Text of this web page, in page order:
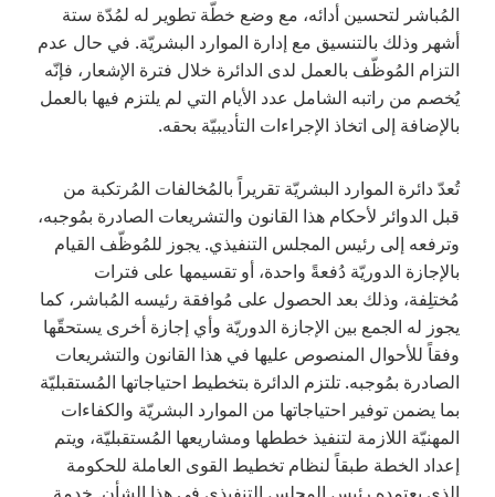
المُباشر لتحسين أدائه، مع وضع خطّة تطوير له لمُدّة ستة
أشهر وذلك بالتنسيق مع إدارة الموارد البشريّة. في حال عدم
التزام المُوظّف بالعمل لدى الدائرة خلال فترة الإشعار، فإنّه
يُخصم من راتبه الشامل عدد الأيام التي لم يلتزم فيها بالعمل
بالإضافة إلى اتخاذ الإجراءات التأديبيّة بحقه.
تُعدّ دائرة الموارد البشريّة تقريراً بالمُخالفات المُرتكبة من
قبل الدوائر لأحكام هذا القانون والتشريعات الصادرة بمُوجبه،
وترفعه إلى رئيس المجلس التنفيذي. يجوز للمُوظّف القيام
بالإجازة الدوريّة دُفعةً واحدة، أو تقسيمها على فترات
مُختلِفة، وذلك بعد الحصول على مُوافقة رئيسه المُباشر، كما
يجوز له الجمع بين الإجازة الدوريّة وأي إجازة أخرى يستحقّها
وفقاً للأحوال المنصوص عليها في هذا القانون والتشريعات
الصادرة بمُوجبه. تلتزم الدائرة بتخطيط احتياجاتها المُستقبليّة
بما يضمن توفير احتياجاتها من الموارد البشريّة والكفاءات
المهنيّة اللازمة لتنفيذ خططها ومشاريعها المُستقبليّة، ويتم
إعداد الخطة طبقاً لنظام تخطيط القوى العاملة للحكومة